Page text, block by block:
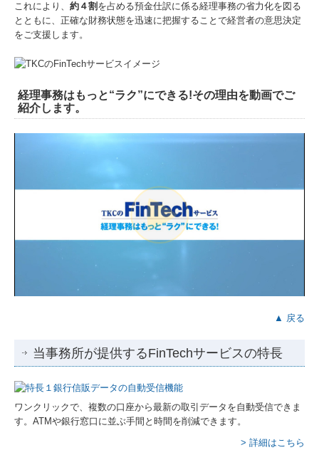
料金案内
これにより、 約４割 を占める預金仕訳に係る経理事務の省力化を図る
とともに、正確な財務状態を迅速に把握することで経営者の意思決定
をご支援します。
経理事務はもっと“ラク”にできる!その理由を動画でご
紹介します。
▲ 戻る
当事務所が提供するFinTechサービスの特長
ワンクリックで、複数の口座から最新の取引データを自動受信できま
す。ATMや銀行窓口に並ぶ手間と時間を削減できます。
> 詳細はこちら